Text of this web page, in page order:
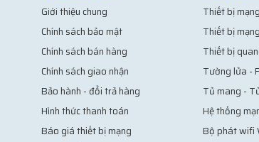
Giới thiệu chung
Chính sách bảo mật
Chính sách bán hàng
Chính sách giao nhận
Bảo hành - đổi trả hàng
Hình thức thanh toán
Báo giá thiết bị mạng
Thiết bị
Thiết bị
Thiết bị
Tường lửa -
Tủ mang -
Hệ thống
Bộ phát wifi